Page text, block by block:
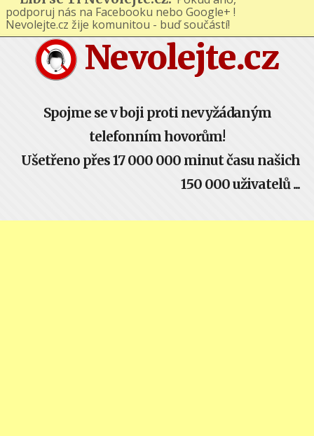
Nevolejte.cz
Spojme se v boji proti nevyžádaným
telefonním hovorům!
Ušetřeno přes 17 000 000 minut času našich
150 000 uživatelů ...
Líbí se Ti Nevolejte.cz?Pokud ano,
podporuj nás na Facebooku nebo Google+ !
Nevolejte.cz žije komunitou - buď součástí!